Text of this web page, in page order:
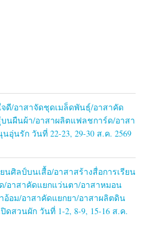
ดี/อาสาจัดชุดเมล็ดพันธุ์/อาสาคัด
บนผืนผ้า/อาสาผลิตแฟลชการ์ด/อาสา
อุ่นรัก วันที่ 22-23, 29-30 ส.ค. 2569
นศิลป์บนเสื้อ/อาสาสร้างสื่อการเรียน
อาสาคัดแยกแว่นตา/อาสาหมอน
อ้อม/อาสาคัดแยกยา/อาสาผลิตดิน
ดสวนผัก วันที่ 1-2, 8-9, 15-16 ส.ค.